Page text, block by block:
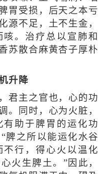
胃受损，后天之本亏
源不足，土不生金，
。治疗总以宣肺和
苏散合麻黄杏子厚朴
升降
主之官也，心的功
。同时，心为火脏，
助于脾胃的运化功
脾之所以能运化水谷
行，得心火以温化
火生脾土。”因此，